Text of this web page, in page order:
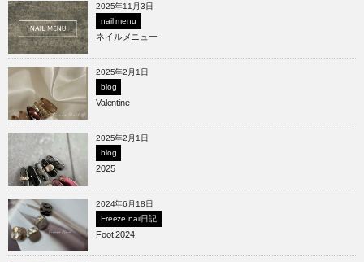
2025年11月3日
nail menu
ネイルメニュー
2025年2月1日
blog
Valentine
2025年2月1日
blog
2025
2024年6月18日
Freeze nail日記
Foot 2024